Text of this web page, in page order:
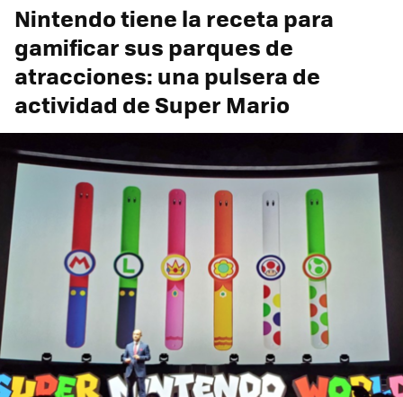
Nintendo tiene la receta para
gamificar sus parques de
atracciones: una pulsera de
actividad de Super Mario